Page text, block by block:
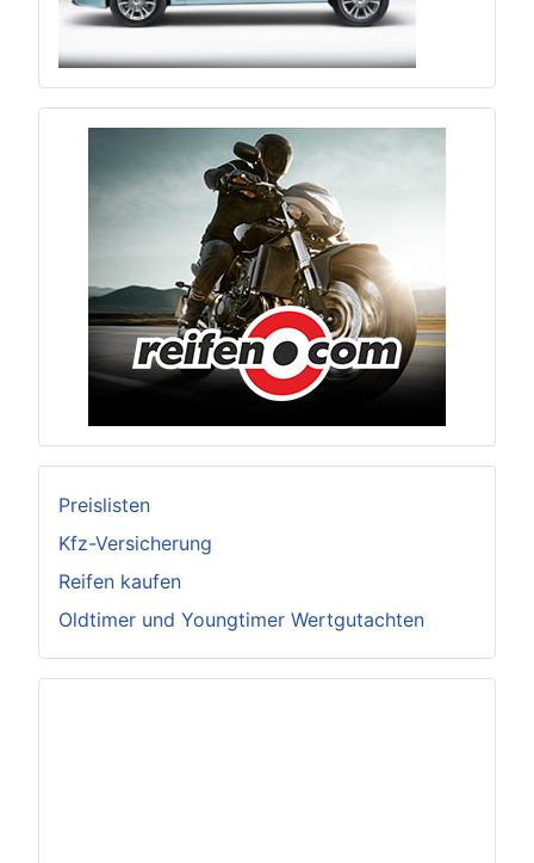
Preislisten
Kfz-Versicherung
Reifen kaufen
Oldtimer und Youngtimer Wertgutachten